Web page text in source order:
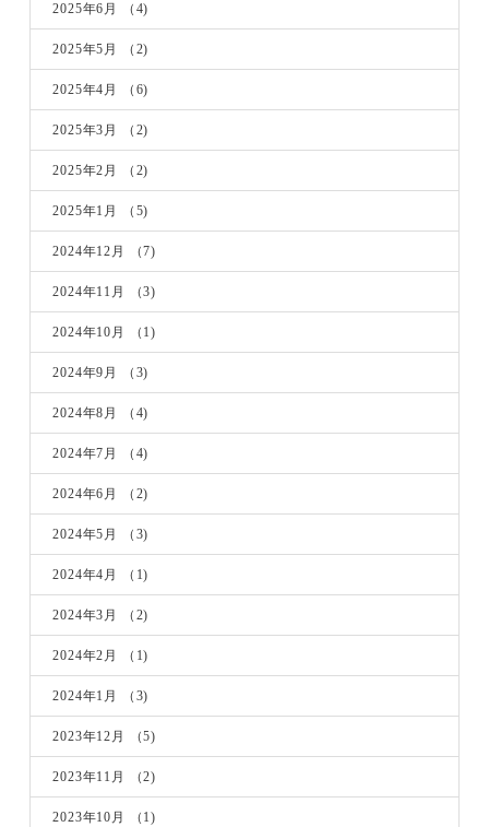
2025年6月 （4)
2025年5月 （2)
2025年4月 （6)
2025年3月 （2)
2025年2月 （2)
2025年1月 （5)
2024年12月 （7)
2024年11月 （3)
2024年10月 （1)
2024年9月 （3)
2024年8月 （4)
2024年7月 （4)
2024年6月 （2)
2024年5月 （3)
2024年4月 （1)
2024年3月 （2)
2024年2月 （1)
2024年1月 （3)
2023年12月 （5)
2023年11月 （2)
2023年10月 （1)